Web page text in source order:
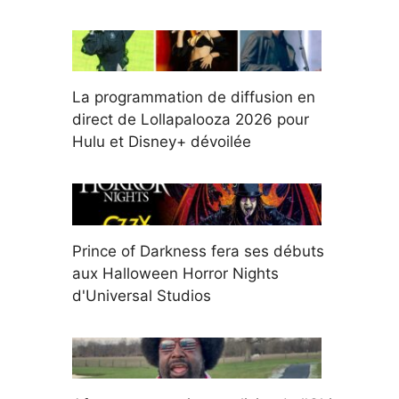
La programmation de diffusion en
direct de Lollapalooza 2026 pour
Hulu et Disney+ dévoilée
Prince of Darkness fera ses débuts
aux Halloween Horror Nights
d'Universal Studios